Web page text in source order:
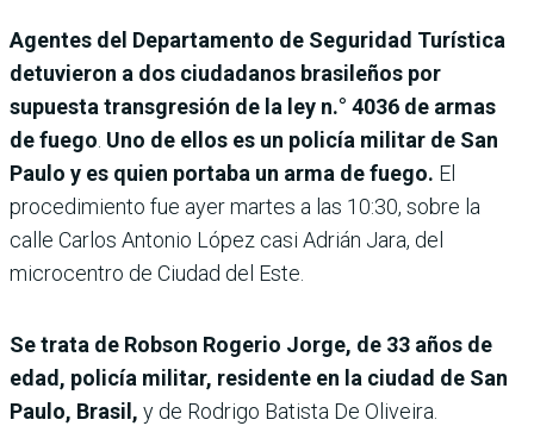
Agentes del Departamento de Seguridad Turística
detuvieron a dos ciudadanos brasileños por
supuesta transgresión de la ley n.° 4036 de armas
de fuego Uno de ellos es un policía militar de San
Paulo y es quien portaba un arma de fuego. El
procedimiento fue ayer martes a las 10:30, sobre la
calle Carlos Antonio López casi Adrián Jara, del
microcentro de Ciudad del Este.
Se trata de Robson Rogerio Jorge, de 33 años de
edad, policía militar, residente en la ciudad de San
Paulo, Brasil, y de Rodrigo Batista De Oliveira.